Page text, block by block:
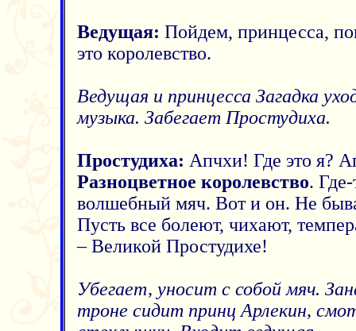
Ведущая: Пойдем, принцесса,
это королевство.
Ведущая и принцесса Загадка
музыка. Забегает Простудиха.
Простудиха: Апчхи! Где это я?
Разноцветное королевство.
волшебный мяч. Вот и он. Не
Пусть все болеют, чихают,
– Великой Простудихе!
Убегает, уносит с собой мяч.
троне сидит принц Арлекин,